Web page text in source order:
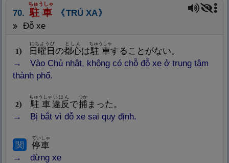
70. 駐 車
ちゅうしゃ
TRÚ XA
đỗ xe
1 日 曜 日
にちようび
の都心
としん
は駐車
ちゅうしゃ
することがない。
Vào Chủ nhật, không có chỗ đỗ xe ở trung tâm
thành phố.
2 駐車
ちゅうしゃ
違反
いはん
で捕
つか
まった。
Bị bắt vì đỗ xe sai quy định.
関 停車
ていしゃ
dừng xe